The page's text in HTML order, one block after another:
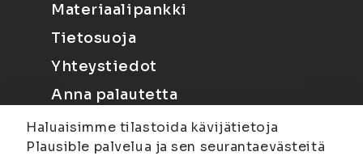
Materiaalipankki
Tietosuoja
Yhteystiedot
Anna palautetta
Haluaisimme tilastoida kävijätietoja
Plausible palvelua ja sen seurantaevästeitä